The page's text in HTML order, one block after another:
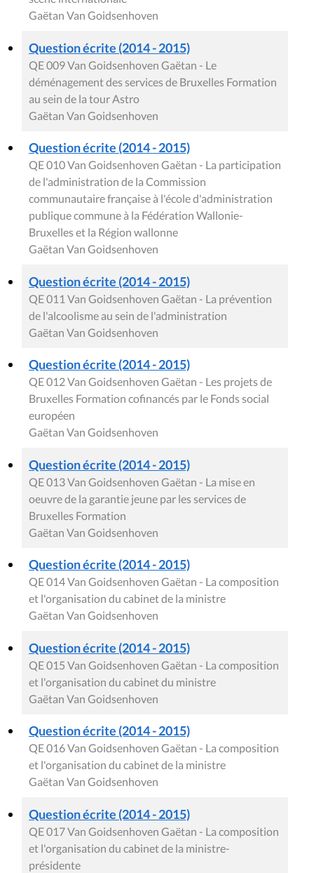
Gaëtan Van Goidsenhoven
Question écrite (2014 - 2015)
QE 009 Van Goidsenhoven Gaëtan - Le
déménagement des services de Bruxelles Formation
au sein de la tour Astro
Gaëtan Van Goidsenhoven
Question écrite (2014 - 2015)
QE 010 Van Goidsenhoven Gaëtan - La participation
de l'administration de la Commission
communautaire française à l'école d'administration
publique commune à la Fédération Wallonie-
Bruxelles et la Région wallonne
Gaëtan Van Goidsenhoven
Question écrite (2014 - 2015)
QE 011 Van Goidsenhoven Gaëtan - La prévention
de l'alcoolisme au sein de l'administration
Gaëtan Van Goidsenhoven
Question écrite (2014 - 2015)
QE 012 Van Goidsenhoven Gaëtan - Les projets de
Bruxelles Formation cofinancés par le Fonds social
européen
Gaëtan Van Goidsenhoven
Question écrite (2014 - 2015)
QE 013 Van Goidsenhoven Gaëtan - La mise en
oeuvre de la garantie jeune par les services de
Bruxelles Formation
Gaëtan Van Goidsenhoven
Question écrite (2014 - 2015)
QE 014 Van Goidsenhoven Gaëtan - La composition
et l'organisation du cabinet de la ministre
Gaëtan Van Goidsenhoven
Question écrite (2014 - 2015)
QE 015 Van Goidsenhoven Gaëtan - La composition
et l'organisation du cabinet du ministre
Gaëtan Van Goidsenhoven
Question écrite (2014 - 2015)
QE 016 Van Goidsenhoven Gaëtan - La composition
et l'organisation du cabinet de la ministre
Gaëtan Van Goidsenhoven
Question écrite (2014 - 2015)
QE 017 Van Goidsenhoven Gaëtan - La composition
et l'organisation du cabinet de la ministre-
présidente